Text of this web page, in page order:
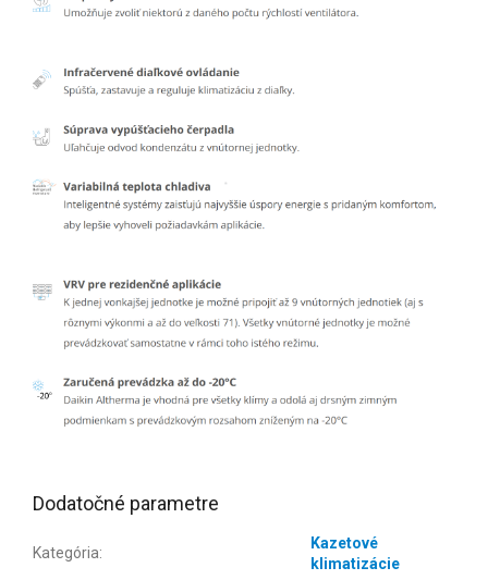
Dodatočné parametre
Kategória:
Kazetové
klimatizácie